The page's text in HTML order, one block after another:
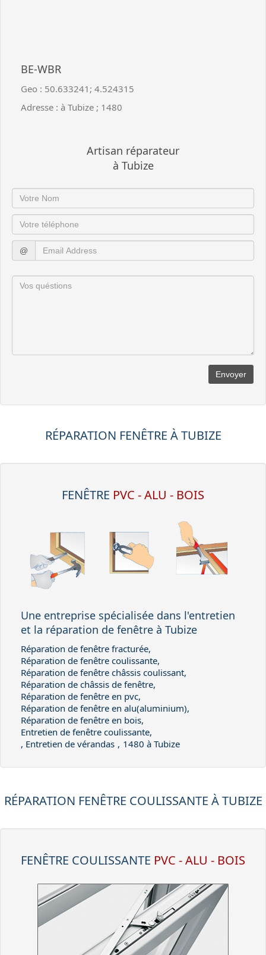
BE-WBR
Geo : 50.633241 ; 4.524315
Adresse : à Tubize ; 1480
Artisan réparateur
à Tubize
@
Envoyer
RÉPARATION FENÊTRE À TUBIZE
FENÊTRE PVC - ALU - BOIS
Une entreprise spécialisée dans l'entretien
et la réparation de fenêtre à Tubize
Réparation de fenêtre fracturée,
Réparation de fenêtre coulissante,
Réparation de fenêtre châssis coulissant,
Réparation de châssis de fenêtre,
Réparation de fenêtre en pvc,
Réparation de fenêtre en alu(aluminium),
Réparation de fenêtre en bois,
Entretien de fenêtre coulissante,
, Entretien de vérandas , 1480 à Tubize
RÉPARATION FENÊTRE COULISSANTE À TUBIZE
FENÊTRE COULISSANTE PVC - ALU - BOIS